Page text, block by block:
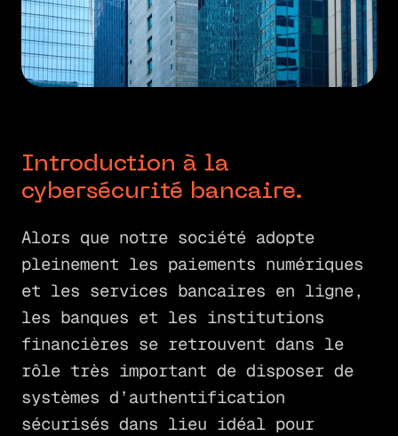
Introduction à la
cybersécurité bancaire.
Alors que notre société adopte
pleinement les paiements numériques
et les services bancaires en ligne,
les banques et les institutions
financières se retrouvent dans le
rôle très important de disposer de
systèmes d’authentification
sécurisés dans lieu idéal pour